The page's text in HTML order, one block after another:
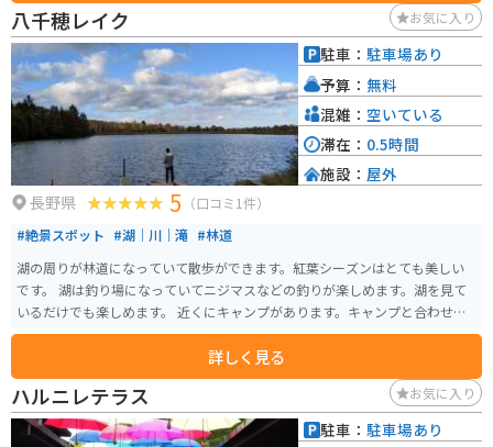
八千穂レイク お気に入り
長野県 5 （口コミ1件）
#絶景スポット #湖｜川｜滝 #林道
湖の周りが林道になっていて散歩ができます。紅葉シーズンはとても美しい
です。 湖は釣り場になっていてニジマスなどの釣りが楽しめます。湖を見て
いるだけでも楽しめます。 近くにキャンプがあります。キャンプと合わせて
楽しめると思います。
詳しく見る
駐車： 駐車場あり
予算： 無料
混雑： 空いている
滞在： 0.5時間
施設： 屋外
ハルニレテラス お気に入り
駐車： 駐車場あり